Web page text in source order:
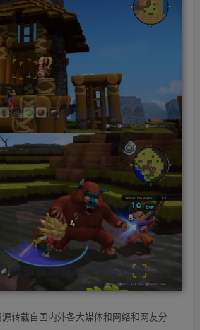
转载自国内外各大媒体和网络和网友分